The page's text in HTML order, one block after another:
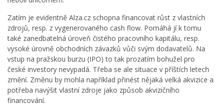
Zatím je evidentně Alza.cz schopna financovat růst z vlastních
zdrojů, resp. z vygenerovaného cash flow. Pomáhá jí k tomu
také zanedbatelná úroveň čistého pracovního kapitálu, resp.
vysoké úrovně obchodních závazků vůči svým dodavatelů. Na
vstup na pražskou burzu (IPO) to tak prozatím bohužel pro
české investory nevypadá. Třeba se ale situace v příštích letech
změní. Změnu by mohla například přinést nějaká velká akvizice a
potřeba navýšit vlastní zdroje jako způsob akvizičního
financování.